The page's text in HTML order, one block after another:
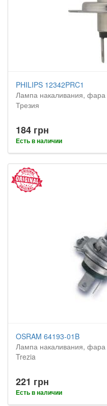
PHILIPS 12342PRC1
Лампа накаливания, фара
Трезия
184 грн
Есть в наличии
OSRAM 64193-01B
Лампа накаливания, фара
Trezia
221 грн
Есть в наличии